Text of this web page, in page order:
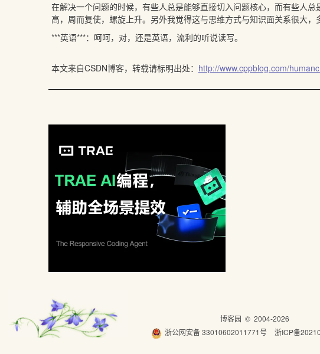
在解决一个问题的时候，有些人总是能够直接切入问题核心，而有些人
高，周而复使，螺旋上升。另外我觉得这与思维方式与知识面关系很大，
***英语***：呵呵，对，还是英语，流利的听说读写。
本文来自CSDN博客，转载请标明出处： http://www.cppblog.com/
博客园 © 2004-2026
浙公网安备 33010602011771号
浙ICP备